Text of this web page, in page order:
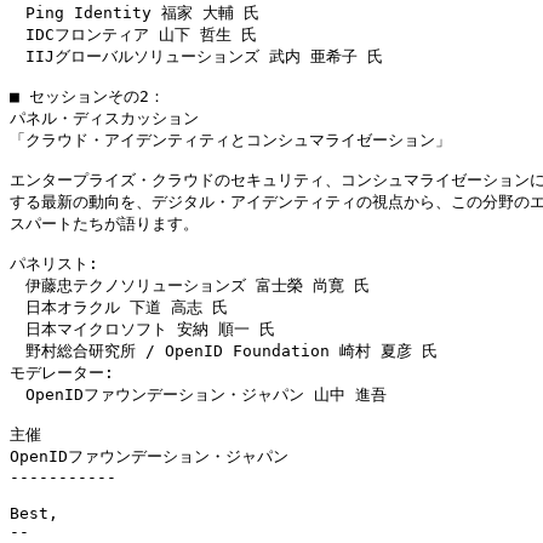
Ping Identity 福家 大輔 氏
IDCフロンティア 山下 哲生 氏
IIJグローバルソリューションズ 武内 亜希子 氏
■ セッションその2：
パネル・ディスカッション
「クラウド・アイデンティティとコンシュマライゼーション」
エンタープライズ・クラウドのセキュリティ、コンシュマライゼーション
する最新の動向を、デジタル・アイデンティティの視点から、この分野の
スパートたちが語ります。
パネリスト:
伊藤忠テクノソリューションズ 富士榮 尚寛 氏
日本オラクル 下道 高志 氏
日本マイクロソフト 安納 順一 氏
野村総合研究所 / OpenID Foundation 崎村 夏彦 氏
モデレーター:
OpenIDファウンデーション・ジャパン 山中 進吾
主催
OpenIDファウンデーション・ジャパン
-----------
Best,
--